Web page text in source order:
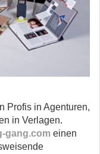
Profis in Agenturen,
in Verlagen.
gang.com einen